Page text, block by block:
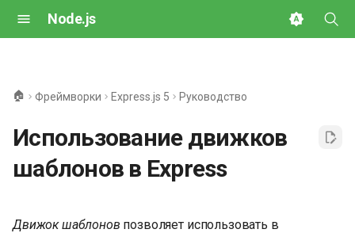
Node.js
ц
и
л
🏠 Фреймворки Express.js 5 Руководство
Использование движков
шаблонов в Express
Движок шаблонов позволяет использовать в